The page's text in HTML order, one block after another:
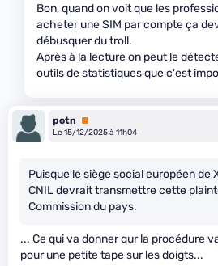
Bon, quand on voit que les
acheter une SIM par compte ça
débusquer du troll.
Après à la lecture on peut le
outils de statistiques que c'est
potn
Premium
Le 15/12/2025 à 11h04
Puisque le siège social européen de
CNIL devrait transmettre cette
Commission du pays.
... Ce qui va donner qur la procédure
pour une petite tape sur les doigts...